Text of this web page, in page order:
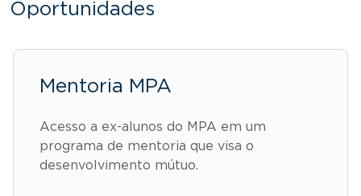
Oportunidades
Mentoria MPA
Acesso a ex-alunos do MPA em um
programa de mentoria que visa o
desenvolvimento mútuo.